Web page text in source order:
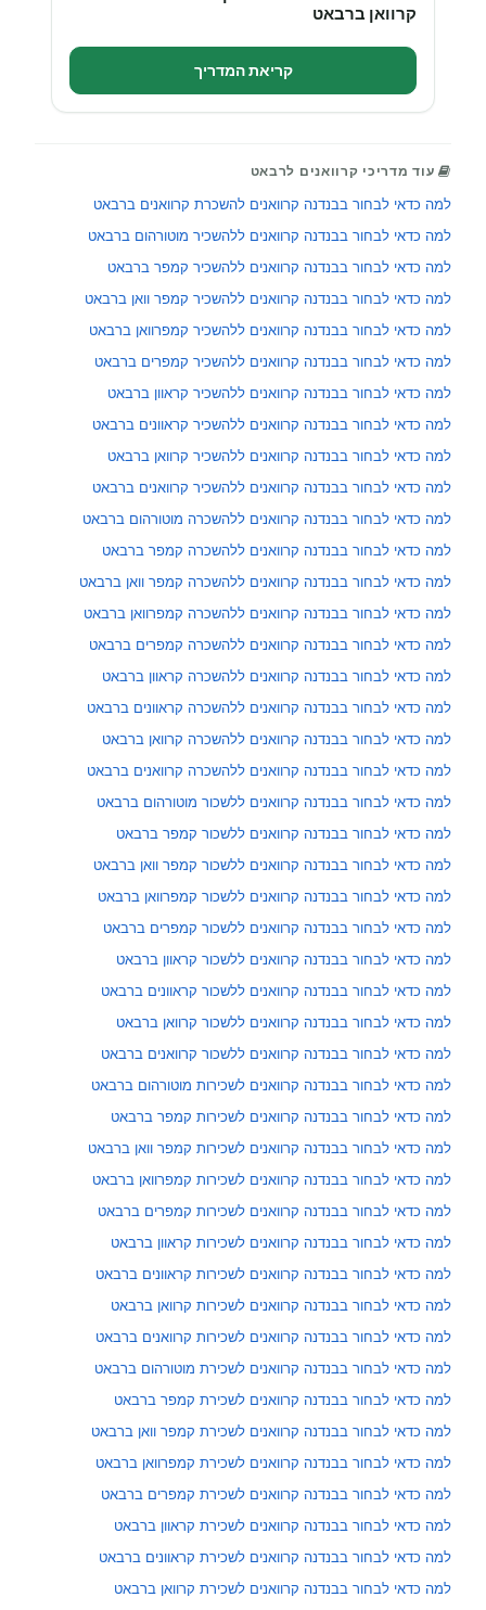
קרוואן ברבאט
קריאת המדריך
עוד מדריכי קרוואנים לרבאט
למה כדאי לבחור בבנדנה קרוואנים להשכרת קרוואנים ברבאט
למה כדאי לבחור בבנדנה קרוואנים ללהשכיר מוטורהום ברבאט
למה כדאי לבחור בבנדנה קרוואנים ללהשכיר קמפר ברבאט
למה כדאי לבחור בבנדנה קרוואנים ללהשכיר קמפר וואן ברבאט
למה כדאי לבחור בבנדנה קרוואנים ללהשכיר קמפרוואן ברבאט
למה כדאי לבחור בבנדנה קרוואנים ללהשכיר קמפרים ברבאט
למה כדאי לבחור בבנדנה קרוואנים ללהשכיר קראוון ברבאט
למה כדאי לבחור בבנדנה קרוואנים ללהשכיר קראוונים ברבאט
למה כדאי לבחור בבנדנה קרוואנים ללהשכיר קרוואן ברבאט
למה כדאי לבחור בבנדנה קרוואנים ללהשכיר קרוואנים ברבאט
למה כדאי לבחור בבנדנה קרוואנים ללהשכרה מוטורהום ברבאט
למה כדאי לבחור בבנדנה קרוואנים ללהשכרה קמפר ברבאט
למה כדאי לבחור בבנדנה קרוואנים ללהשכרה קמפר וואן ברבאט
למה כדאי לבחור בבנדנה קרוואנים ללהשכרה קמפרוואן ברבאט
למה כדאי לבחור בבנדנה קרוואנים ללהשכרה קמפרים ברבאט
למה כדאי לבחור בבנדנה קרוואנים ללהשכרה קראוון ברבאט
למה כדאי לבחור בבנדנה קרוואנים ללהשכרה קראוונים ברבאט
למה כדאי לבחור בבנדנה קרוואנים ללהשכרה קרוואן ברבאט
למה כדאי לבחור בבנדנה קרוואנים ללהשכרה קרוואנים ברבאט
למה כדאי לבחור בבנדנה קרוואנים ללשכור מוטורהום ברבאט
למה כדאי לבחור בבנדנה קרוואנים ללשכור קמפר ברבאט
למה כדאי לבחור בבנדנה קרוואנים ללשכור קמפר וואן ברבאט
למה כדאי לבחור בבנדנה קרוואנים ללשכור קמפרוואן ברבאט
למה כדאי לבחור בבנדנה קרוואנים ללשכור קמפרים ברבאט
למה כדאי לבחור בבנדנה קרוואנים ללשכור קראוון ברבאט
למה כדאי לבחור בבנדנה קרוואנים ללשכור קראוונים ברבאט
למה כדאי לבחור בבנדנה קרוואנים ללשכור קרוואן ברבאט
למה כדאי לבחור בבנדנה קרוואנים ללשכור קרוואנים ברבאט
למה כדאי לבחור בבנדנה קרוואנים לשכירות מוטורהום ברבאט
למה כדאי לבחור בבנדנה קרוואנים לשכירות קמפר ברבאט
למה כדאי לבחור בבנדנה קרוואנים לשכירות קמפר וואן ברבאט
למה כדאי לבחור בבנדנה קרוואנים לשכירות קמפרוואן ברבאט
למה כדאי לבחור בבנדנה קרוואנים לשכירות קמפרים ברבאט
למה כדאי לבחור בבנדנה קרוואנים לשכירות קראוון ברבאט
למה כדאי לבחור בבנדנה קרוואנים לשכירות קראוונים ברבאט
למה כדאי לבחור בבנדנה קרוואנים לשכירות קרוואן ברבאט
למה כדאי לבחור בבנדנה קרוואנים לשכירות קרוואנים ברבאט
למה כדאי לבחור בבנדנה קרוואנים לשכירת מוטורהום ברבאט
למה כדאי לבחור בבנדנה קרוואנים לשכירת קמפר ברבאט
למה כדאי לבחור בבנדנה קרוואנים לשכירת קמפר וואן ברבאט
למה כדאי לבחור בבנדנה קרוואנים לשכירת קמפרוואן ברבאט
למה כדאי לבחור בבנדנה קרוואנים לשכירת קמפרים ברבאט
למה כדאי לבחור בבנדנה קרוואנים לשכירת קראוון ברבאט
למה כדאי לבחור בבנדנה קרוואנים לשכירת קראוונים ברבאט
למה כדאי לבחור בבנדנה קרוואנים לשכירת קרוואן ברבאט